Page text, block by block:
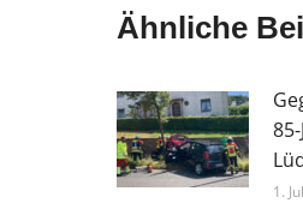
Ähnliche
1.